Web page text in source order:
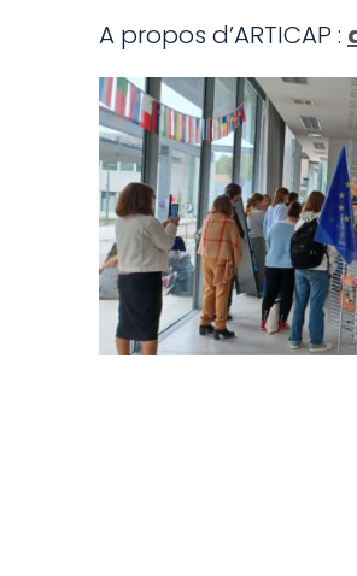
A propos d’ARTICAP :